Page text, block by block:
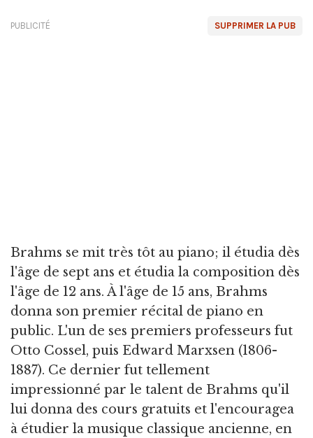
SUPPRIMER LA PUB
PUBLICITÉ
Brahms se mit très tôt au piano; il étudia dès
l'âge de sept ans et étudia la composition dès
l'âge de 12 ans. À l'âge de 15 ans, Brahms
donna son premier récital de piano en
public. L'un de ses premiers professeurs fut
Otto Cossel, puis Edward Marxsen (1806-
1887). Ce dernier fut tellement
impressionné par le talent de Brahms qu'il
lui donna des cours gratuits et l'encouragea
à étudier la musique classique ancienne, en